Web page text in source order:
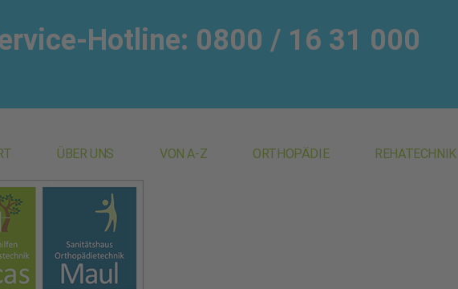
Hotline: 0800 / 16 31 000
ÜBER UNS VON A-Z ORTHOPÄDIE REHATECHNIK